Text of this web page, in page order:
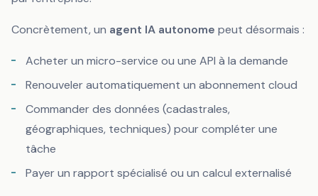
Concrètement, un agent IA autonome peut désormais :
Acheter un micro-service ou une API à la demande
Renouveler automatiquement un abonnement cloud
Commander des données (cadastrales,
géographiques, techniques) pour compléter une
tâche
Payer un rapport spécialisé ou un calcul externalisé